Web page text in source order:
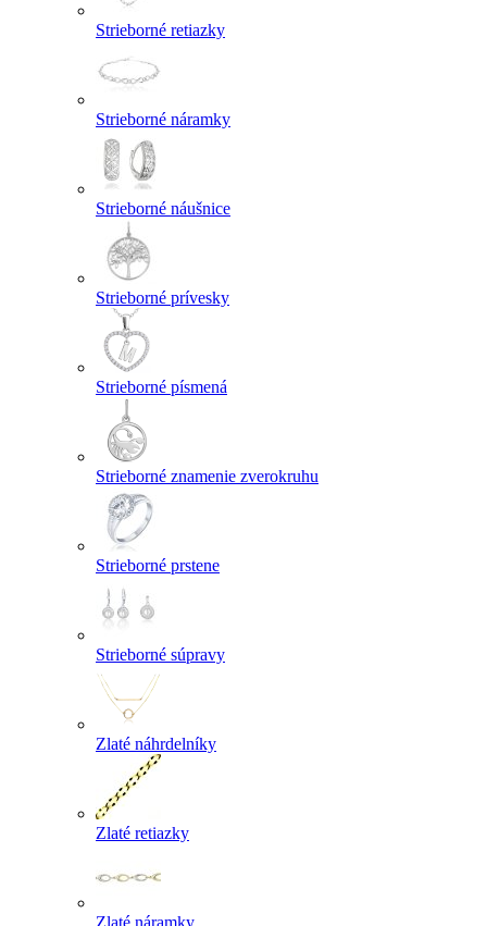
Strieborné retiazky
Strieborné náramky
Strieborné náušnice
Strieborné prívesky
Strieborné písmená
Strieborné znamenie zverokruhu
Strieborné prstene
Strieborné súpravy
Zlaté náhrdelníky
Zlaté retiazky
Zlaté náramky